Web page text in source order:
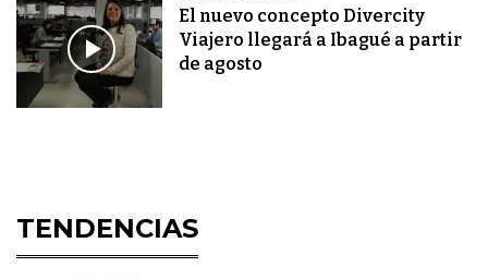
El nuevo concepto Divercity
Viajero llegará a Ibagué a partir
de agosto
TENDENCIAS